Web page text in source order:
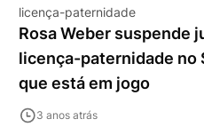
licença-paternidade
Rosa Weber suspende
licença-paternidade no
que está em jogo
3 anos atrás